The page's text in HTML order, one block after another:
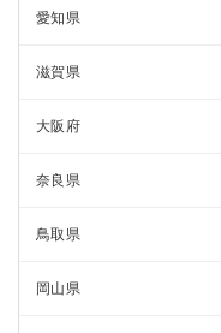
愛知県
滋賀県
大阪府
奈良県
鳥取県
岡山県